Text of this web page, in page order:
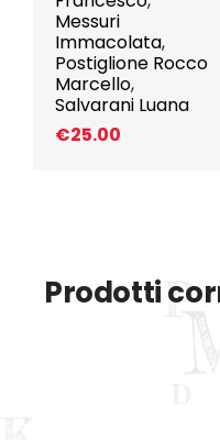
Messuri
Immacolata,
Postiglione Rocco
Marcello,
Salvarani Luana
€25.00
Prodotti